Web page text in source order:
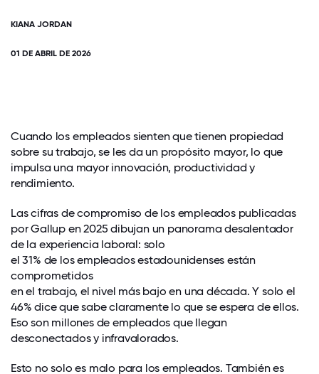
KIANA JORDAN
01 DE ABRIL DE 2026
Cuando los empleados sienten que tienen propiedad
sobre su trabajo, se les da un propósito mayor, lo que
impulsa una mayor innovación, productividad y
rendimiento.
Las cifras de compromiso de los empleados publicadas
por Gallup en 2025 dibujan un panorama desalentador
de la experiencia laboral: solo
el 31% de los empleados estadounidenses están
comprometidos
en el trabajo, el nivel más bajo en una década. Y solo el
46% dice que sabe claramente lo que se espera de ellos.
Eso son millones de empleados que llegan
desconectados y infravalorados.
Esto no solo es malo para los empleados. También es